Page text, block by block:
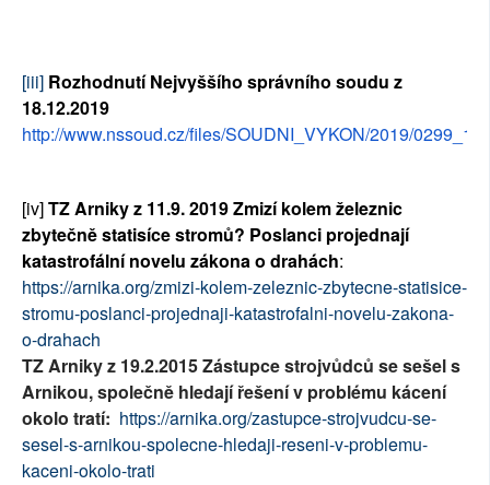
[iii] Rozhodnutí Nejvyššího správního soudu z
18.12.2019
http://www.nssoud.cz/files/SOUDNI_VYKON/2019/
[iv]TZ Arniky z 11.9. 2019 Zmizí kolem železnic
zbytečně statisíce stromů? Poslanci projednají
katastrofální novelu zákona o drahách:
https://arnika.org/zmizi-kolem-zeleznic-zbytecne-statisice-
stromu-poslanci-projednaji-katastrofalni-novelu-zakona-
o-drahach
TZ Arniky z 19.2.2015 Zástupce strojvůdců se sešel s
Arnikou, společně hledají řešení v problému kácení
okolo tratí: https://arnika.org/zastupce-strojvudcu-se-
sesel-s-arnikou-spolecne-hledaji-reseni-v-problemu-
kaceni-okolo-trati